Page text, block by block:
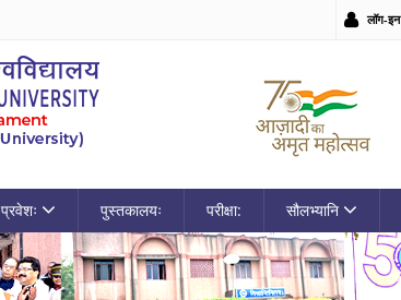
लॉग-इन
प्रवेशः पुस्तकालयः परीक्षा: सौलभ्यानि